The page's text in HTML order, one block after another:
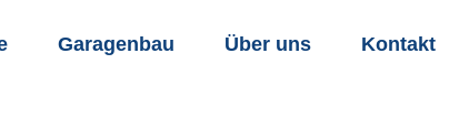
Garagenbau Über uns Kontakt